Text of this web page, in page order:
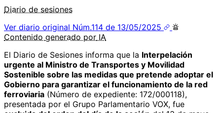
Diario de sesiones
Ver diario original Núm.114 de 13/05/2025
Contenido generado por IA
El Diario de Sesiones informa que la Interpelación
urgente al Ministro de Transportes y Movilidad
Sostenible sobre las medidas que pretende adoptar el
Gobierno para garantizar el funcionamiento de la red
ferroviaria (Número de expediente: 172/000118),
presentada por el Grupo Parlamentario VOX, fue